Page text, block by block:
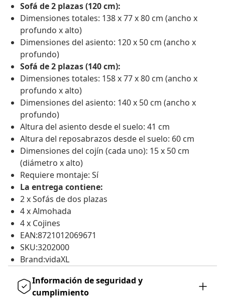
Sofá de 2 plazas (120 cm):
Dimensiones totales: 138 x 77 x 80 cm (ancho x
profundo x alto)
Dimensiones del asiento: 120 x 50 cm (ancho x
profundo)
Sofá de 2 plazas (140 cm):
Dimensiones totales: 158 x 77 x 80 cm (ancho x
profundo x alto)
Dimensiones del asiento: 140 x 50 cm (ancho x
profundo)
Altura del asiento desde el suelo: 41 cm
Altura del reposabrazos desde el suelo: 60 cm
Dimensiones del cojín (cada uno): 15 x 50 cm
(diámetro x alto)
Requiere montaje: Sí
La entrega contiene:
2 x Sofás de dos plazas
4 x Almohada
4 x Cojines
EAN:8721012069671
SKU:3202000
Brand:vidaXL
Información de seguridad y
cumplimiento